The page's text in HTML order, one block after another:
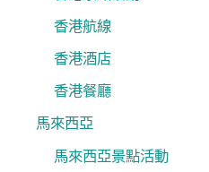
香港航線
香港酒店
香港餐廳
馬來西亞
馬來西亞景點活動